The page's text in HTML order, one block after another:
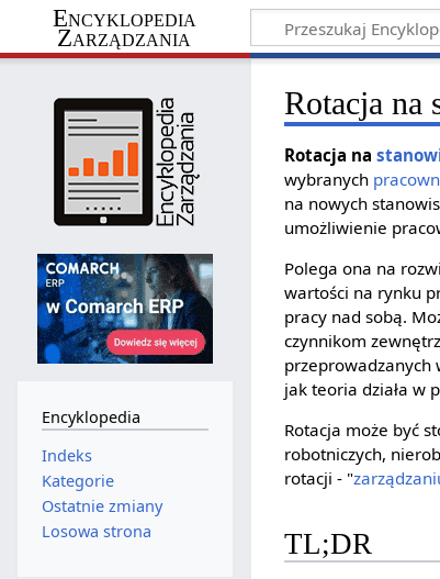
Encyklopedia
Zarządzania
Rotacja na
Rotacja na
wybranych
na nowych
umożliwienie
Polega ona na
wartości na rynku
pracy nad sobą.
czynnikom
przeprowadzanych
jak teoria działa w
Rotacja może być
robotniczych,
rotacji - "
TL;DR
Encyklopedia
Indeks
Kategorie
Ostatnie zmiany
Losowa strona